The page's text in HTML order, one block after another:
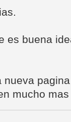
es buena
mucho